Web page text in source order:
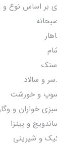
بر اساس نوع و
و سالاد
و خورشت
خواران و
و پیتزا
و شیرینی